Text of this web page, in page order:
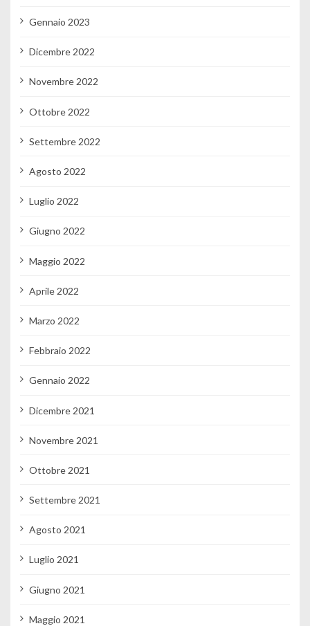
Gennaio 2023
Dicembre 2022
Novembre 2022
Ottobre 2022
Settembre 2022
Agosto 2022
Luglio 2022
Giugno 2022
Maggio 2022
Aprile 2022
Marzo 2022
Febbraio 2022
Gennaio 2022
Dicembre 2021
Novembre 2021
Ottobre 2021
Settembre 2021
Agosto 2021
Luglio 2021
Giugno 2021
Maggio 2021